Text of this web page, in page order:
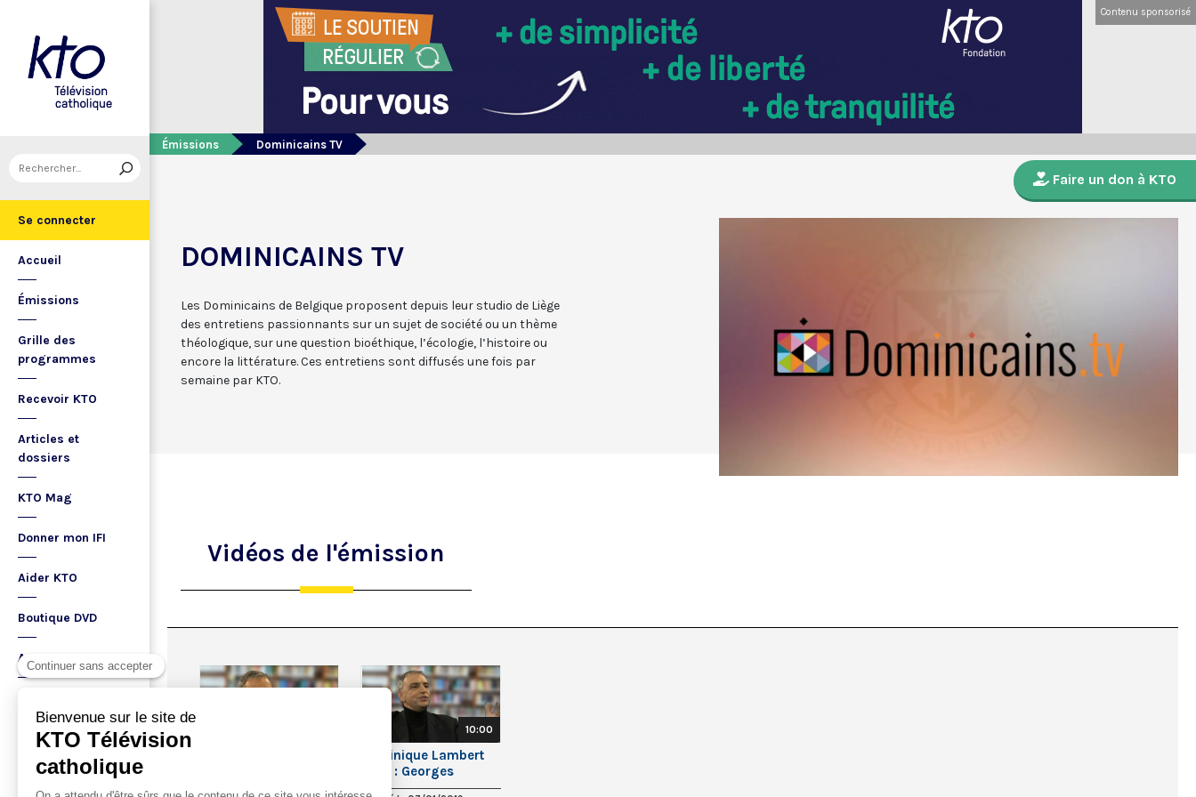
Se connecter
Accueil
Émissions
Grille des
programmes
Recevoir KTO
Articles et
dossiers
KTO Mag
Donner mon IFI
Aider KTO
Boutique DVD
A propos
Contenu sponsorisé
Émissions Dominicains TV
Faire un don à KTO
DOMINICAINS TV
Les Dominicains de Belgique proposent depuis leur studio de Liège
des entretiens passionnants sur un sujet de société ou un thème
théologique, sur une question bioéthique, l’écologie, l’histoire ou
encore la littérature. Ces entretiens sont diffusés une fois par
semaine par KTO.
Vidéos de l'émission
10:00
Dominique Lambert
(1/4) : Georges
Lemaître, le père du